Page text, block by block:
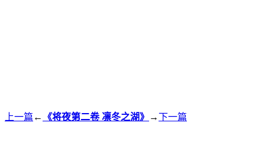
上一篇 ← 《将夜第二卷 凛冬之湖》 →下一篇